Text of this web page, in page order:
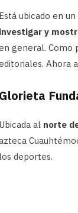
Está ubicado en
investigar y
general. Como
Ahora
Glorieta
Ubicada al norte
los deportes.